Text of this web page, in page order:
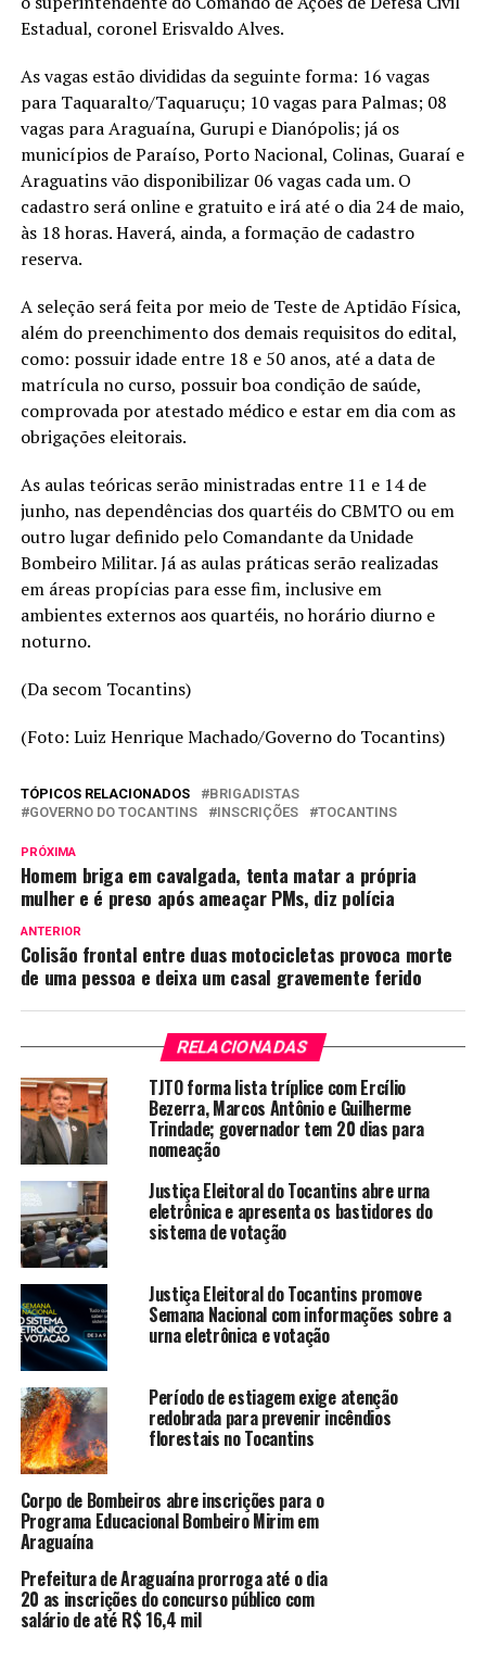
Estadual, coronel Erisvaldo Alves.
As vagas estão divididas da seguinte forma: 16 vagas
para Taquaralto/Taquaruçu; 10 vagas para Palmas; 08
vagas para Araguaína, Gurupi e Dianópolis; já os
municípios de Paraíso, Porto Nacional, Colinas, Guaraí e
Araguatins vão disponibilizar 06 vagas cada um. O
cadastro será online e gratuito e irá até o dia 24 de maio,
às 18 horas. Haverá, ainda, a formação de cadastro
reserva.
A seleção será feita por meio de Teste de Aptidão Física,
além do preenchimento dos demais requisitos do edital,
como: possuir idade entre 18 e 50 anos, até a data de
matrícula no curso, possuir boa condição de saúde,
comprovada por atestado médico e estar em dia com as
obrigações eleitorais.
As aulas teóricas serão ministradas entre 11 e 14 de
junho, nas dependências dos quartéis do CBMTO ou em
outro lugar definido pelo Comandante da Unidade
Bombeiro Militar. Já as aulas práticas serão realizadas
em áreas propícias para esse fim, inclusive em
ambientes externos aos quartéis, no horário diurno e
noturno.
(Da secom Tocantins)
(Foto: Luiz Henrique Machado/Governo do Tocantins)
TÓPICOS RELACIONADOS
BRIGADISTAS
GOVERNO DO TOCANTINS
INSCRIÇÕES TOCANTINS
PRÓXIMA
Homem briga em cavalgada, tenta matar a própria
mulher e é preso após ameaçar PMs, diz polícia
ANTERIOR
Colisão frontal entre duas motocicletas provoca morte
de uma pessoa e deixa um casal gravemente ferido
RELACIONADAS
TJTO forma lista tríplice com Ercílio
Bezerra, Marcos Antônio e Guilherme
Trindade; governador tem 20 dias para
nomeação
Justiça Eleitoral do Tocantins abre urna
eletrônica e apresenta os bastidores do
sistema de votação
Justiça Eleitoral do Tocantins promove
Semana Nacional com informações sobre a
urna eletrônica e votação
Período de estiagem exige atenção
redobrada para prevenir incêndios
florestais no Tocantins
Corpo de Bombeiros abre inscrições para o
Programa Educacional Bombeiro Mirim em
Araguaína
Prefeitura de Araguaína prorroga até o dia
20 as inscrições do concurso público com
salário de até R$ 16,4 mil